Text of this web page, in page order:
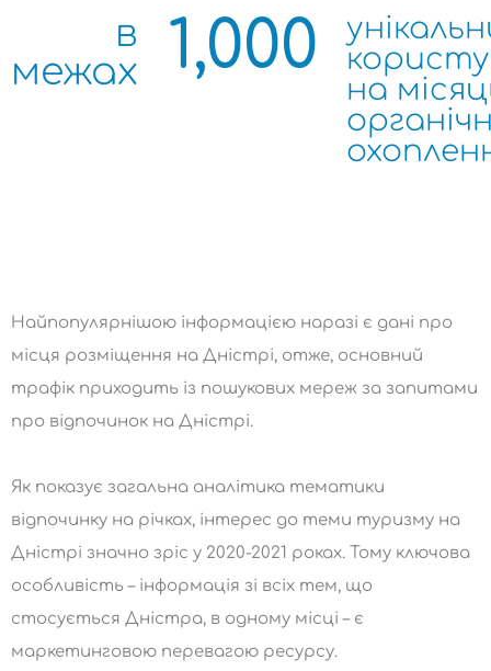
в
межах
1,000
на
Найпопулярнішою інформацією наразі є дані про
місця розміщення на Дністрі, отже, основний
трафік приходить із пошукових мереж за запитами
про відпочинок на Дністрі.
Як показує загальна аналітика тематики
відпочинку на річках, інтерес до теми туризму на
Дністрі значно зріс у 2020-2021 роках. Тому ключова
особливість – інформація зі всіх тем, що
стосується Дністра, в одному місці – є
маркетинговою перевагою ресурсу.